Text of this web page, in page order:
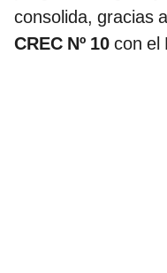
consolida, gracias
CREC Nº 10 con el